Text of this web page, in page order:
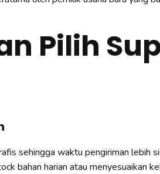
Pilih
sehingga waktu pengiriman lebih
bahan harian atau menyesuaikan